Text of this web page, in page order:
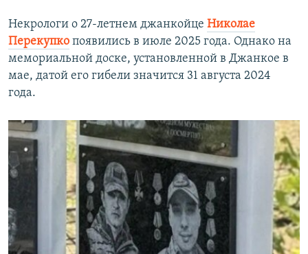
Некрологи о 27-летнем джанкойце Николае
Перекупко появились в июле 2025 года. Однако на
мемориальной доске, установленной в Джанкое в
мае, датой его гибели значится 31 августа 2024
года.